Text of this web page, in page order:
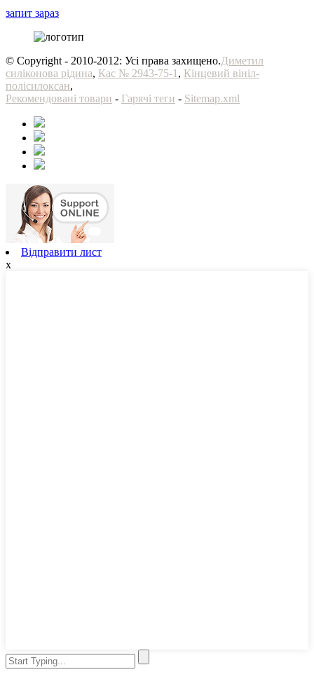
запит зараз
© Copyright - 2010-2012: Усі права захищено.Диметил
силіконова рідина, Кас № 2943-75-1 , Кінцевий вініл-
полісилоксан,
Рекомендовані товари - Гарячі теги - Sitemap.xml
Відправити лист
x